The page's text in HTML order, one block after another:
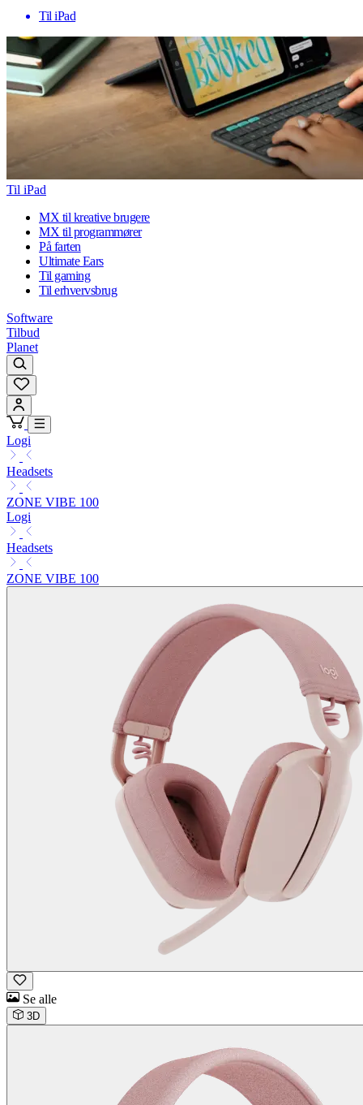
Til iPad
Til iPad
MX til kreative brugere
MX til programmører
På farten
Ultimate Ears
Til gaming
Til erhvervsbrug
Software
Tilbud
Planet
Logi
Headsets
ZONE VIBE 100
Logi
Headsets
ZONE VIBE 100
Se alle
3D